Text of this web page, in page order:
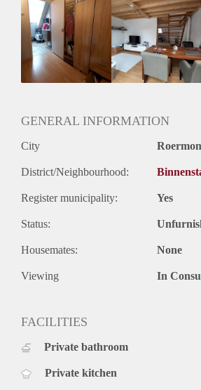
1500,-.
Tevens heeft de huurder de mogelijkheid
bewaakte privé parkeerplaats te huren
GENERAL INFORMATION
City
District/Neighbourhood:
Register municipality: Yes
Status:
Housemates: None
Viewing In
FACILITIES
Private bathroom
Private kitchen